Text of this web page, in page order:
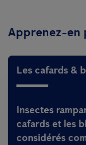
Apprenez-en
Les cafards &
Insectes
cafards et les
considérés